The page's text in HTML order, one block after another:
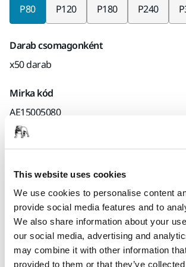
This website uses cookies
We use cookies to personalise content
provide social media features and to
We also share information about your
our social media, advertising and
may combine it with other information
provided to them or that they’ve
P80 P120 P180 P240
Darab csomagonként
x50 darab
Mirka kód
AE15005080
Műszaki részletek
Az Autonet® kifejezetten autóipari
nagy teljesítmény és a hosszú élettartam
költséghatékony megoldássá teszi.